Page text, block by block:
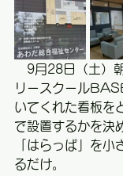
9月28日（土）
リースクール
いてくれた看板を
で設置するかを決
「はらっぱ」を小
るだけ。